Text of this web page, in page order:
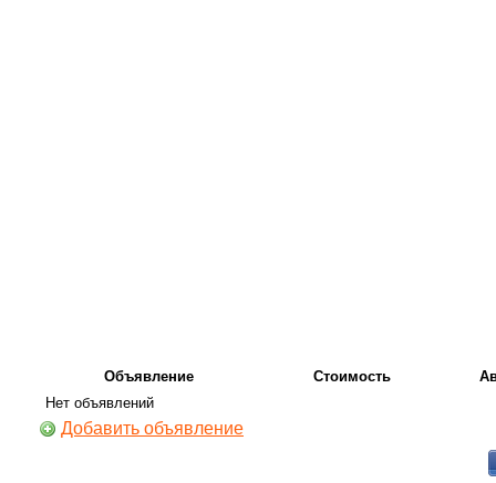
Объявление Стоимость
Нет объявлений
Добавить объявление